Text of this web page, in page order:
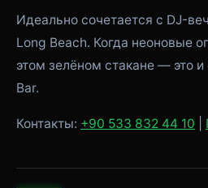
Идеально сочетается с DJ-
Long Beach. Когда неоновые
этом зелёном стакане — это
Bar.
Контакты: +90 533 832 44 10